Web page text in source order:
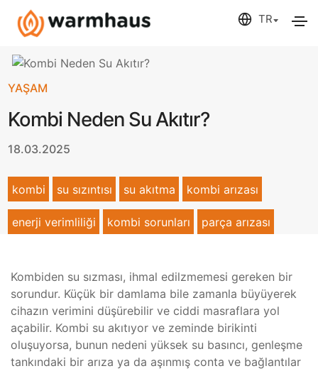
YAŞAM
Kombi Neden Su Akıtır?
18.03.2025
kombi su sızıntısı su akıtma kombi arızası
enerji verimliliği kombi sorunları parça arızası
Kombiden su sızması, ihmal edilzmemesi gereken bir
sorundur. Küçük bir damlama bile zamanla büyüyerek
cihazın verimini düşürebilir ve ciddi masraflara yol
açabilir. Kombi su akıtıyor ve zeminde birikinti
oluşuyorsa, bunun nedeni yüksek su basıncı, genleşme
tankındaki bir arıza ya da aşınmış conta ve bağlantılar